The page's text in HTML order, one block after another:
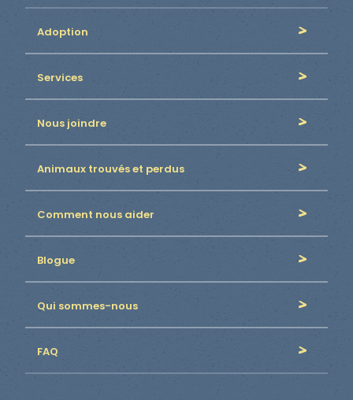
Adoption
Services
Nous joindre
Animaux trouvés et perdus
Comment nous aider
Blogue
Qui sommes-nous
FAQ